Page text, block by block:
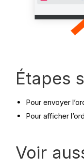
Étapes
Pour envoyer
Pour afficher
Voir